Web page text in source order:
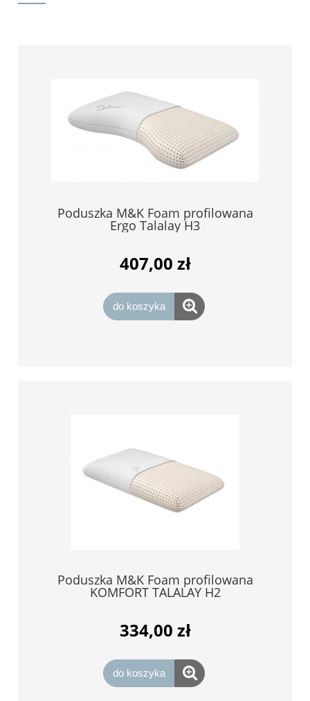
Poduszka M&K Foam profilowana
Ergo Talalay H3
407,00 zł
do koszyka
Poduszka M&K Foam profilowana
KOMFORT TALALAY H2
334,00 zł
do koszyka